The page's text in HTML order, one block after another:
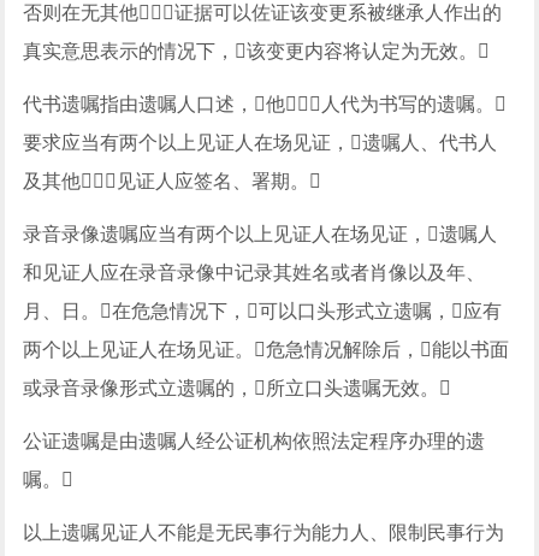
否则在无其他证据可以佐证该变更系被继承人作出的
真实意思表示的情况下，该变更内容将认定为无效。
代书遗嘱指由遗嘱人口述，他人代为书写的遗嘱。
要求应当有两个以上见证人在场见证，遗嘱人、代书人
及其他见证人应签名、署期。
录音录像遗嘱应当有两个以上见证人在场见证，遗嘱人
和见证人应在录音录像中记录其姓名或者肖像以及年、
月、日。在危急情况下，可以口头形式立遗嘱，应有
两个以上见证人在场见证。危急情况解除后，能以书面
或录音录像形式立遗嘱的，所立口头遗嘱无效。
公证遗嘱是由遗嘱人经公证机构依照法定程序办理的遗
嘱。
以上遗嘱见证人不能是无民事行为能力人、限制民事行为